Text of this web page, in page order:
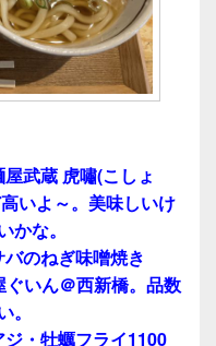
武蔵 虎嘯(こしょ
いよ～。美味しいけ
かな。
のねぎ味噌焼き
いん＠西新橋。品数
・牡蠣フライ1100